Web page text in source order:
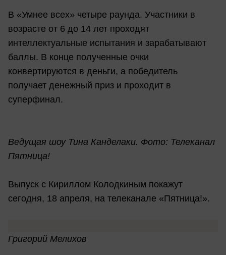
В «Умнее всех» четыре раунда. Участники в
возрасте от 6 до 14 лет проходят
интеллектуальные испытания и зарабатывают
баллы. В конце полученные очки
конвертируются в деньги, а победитель
получает денежный приз и проходит в
суперфинал.
Ведущая шоу Тина Канделаки. Фото: Телеканал
Пятница!
Выпуск с Кириллом Колодкиным покажут
сегодня, 18 апреля, на телеканале «Пятница!».
Григорий Мелихов